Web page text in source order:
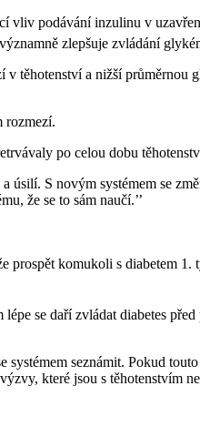
vliv podávání inzulinu v
zlepšuje zvládání
těhotenství a nižší průměrnou
rozmezí.
po celou dobu
úsilí. S novým systémem se
že se to sám naučí.’’
komukoli s diabetem 1.
lépe se daří zvládat diabetes
seznámit. Pokud
které jsou s těhotenstvím